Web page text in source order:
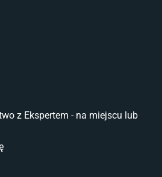
z Ekspertem - na miejscu lub